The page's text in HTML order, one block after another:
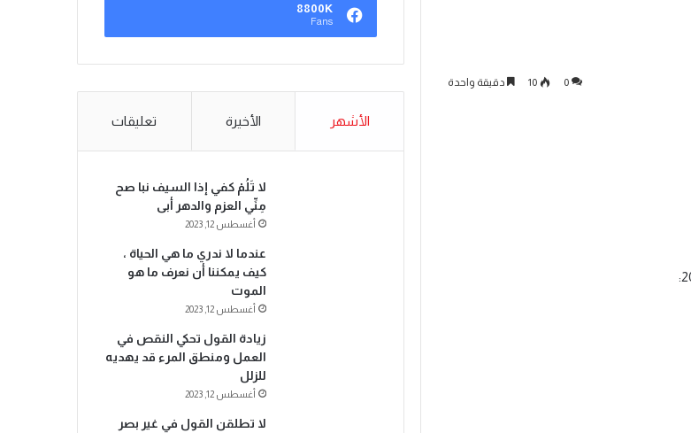
0
10 دقيقة واحدة
8800K
Fans
الأشهر الأخيرة تعليقات
لا تَلُمْ كفي إذا السيف نبا صح
مِنِّي العزم والدهر أبى
أغسطس 12, 2023
عندما لا ندري ما هي الحياة ،
كيف يمكننا أن نعرف ما هو
الموت
أغسطس 12, 2023
زيادة القول تحكي النقص في
العمل ومنطق المرء قد يهديه
للزلل
أغسطس 12, 2023
لا تطلقن القول في غير بصر